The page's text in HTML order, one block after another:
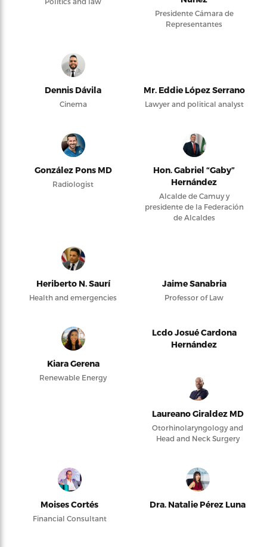
Presidente Cámara de
Representantes
Dennis Dávila
Cinema
Mr. Eddie López Serrano
Lawyer and political analyst
González Pons MD
Radiologist
Hon. Gabriel “Gaby”
Hernández
Alcalde de Camuy y
presidente de la Federación
de Alcaldes
Heriberto N. Saurí
Health and emergencies
Jaime Sanabria
Professor of Law
Kiara Gerena
Renewable Energy
Lcdo Josué Cardona
Hernández
Laureano Giraldez MD
Otorhinolaryngology and
Head and Neck Surgery
Moises Cortés
Financial Consultant
Dra. Natalie Pérez Luna